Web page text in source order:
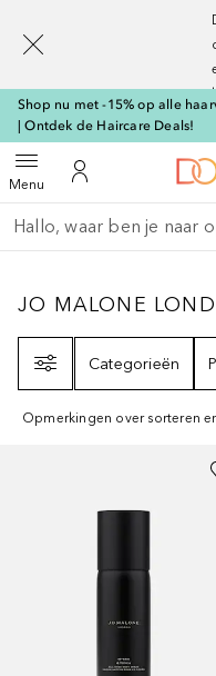
Shop nu met -15% op alle
| Ontdek de Haircare Deals!
MenuOpen menuNaar Mijn Account
Ga terug
Zoekopdracht uitvoeren
JO MALONE
JO MALONE
Categorieën
Opmerkingen over sorteren